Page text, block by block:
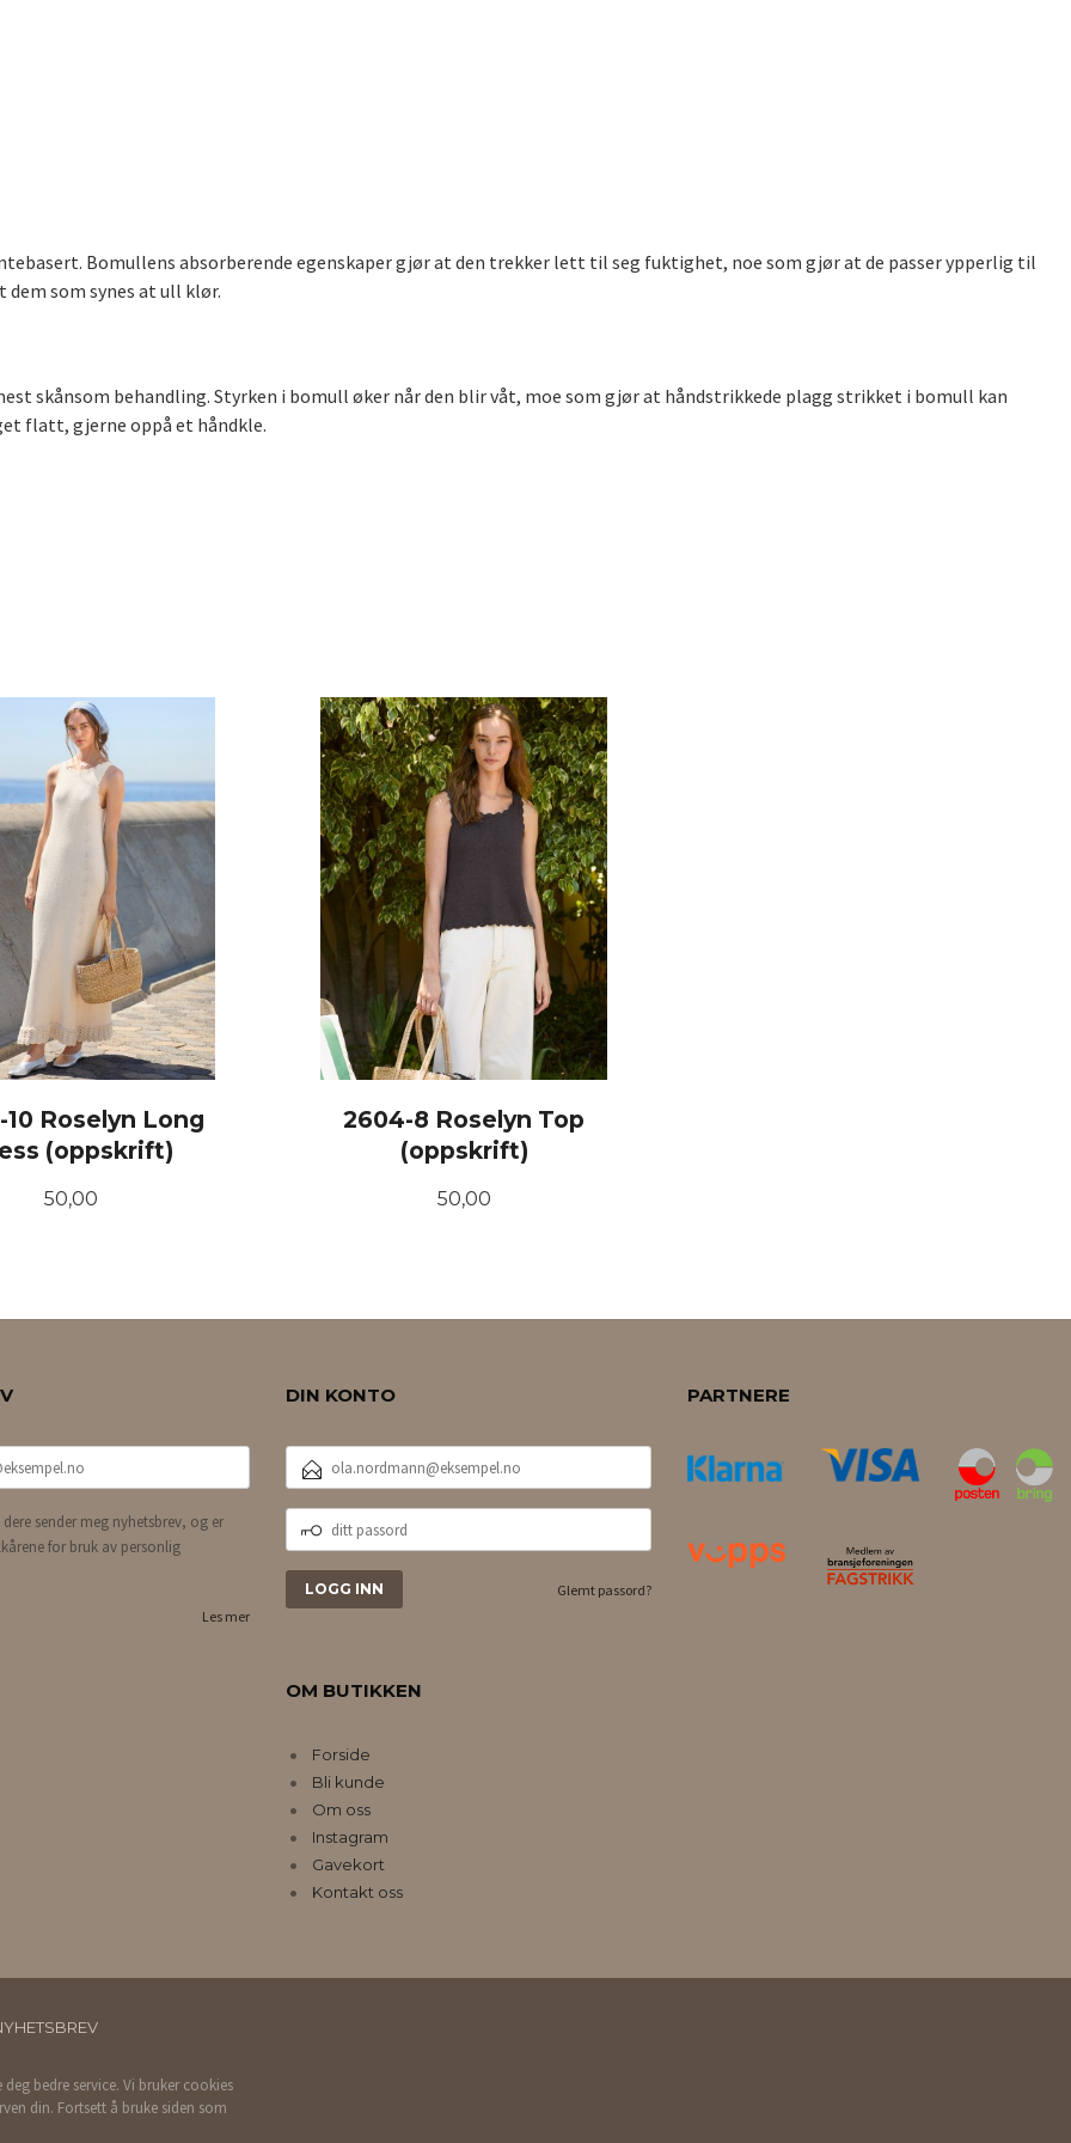
Bomullens absorberende egenskaper gjør at den trekker lett til seg fuktighet, noe som gjør at de passer ypperlig til
som synes at ull klør.
skånsom behandling. Styrken i bomull øker når den blir våt, moe som gjør at håndstrikkede plagg strikket i bomull kan
flatt, gjerne oppå et håndkle.
Roselyn Long
(oppskrift)
Pris
50,00
2604-8 Roselyn Top
(oppskrift)
Pris
50,00
sender meg nyhetsbrev, og er
for bruk av personlig
Les mer
DIN KONTO
POSTADRESSE
PASSORD
Glemt passord?
OM BUTIKKEN
Forside
Bli kunde
Om oss
Instagram
Gavekort
Kontakt oss
PARTNERE
bedre service. Vi bruker cookies
din. Fortsett å bruke siden som